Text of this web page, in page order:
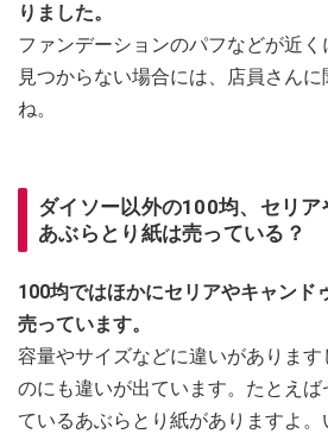
りました。
ファンデーションのパフなどが近
見つからない場合には、店員さん
ね。
ダイソー以外の100均、セリア
あぶらとり紙は売っている？
100均ではほかにセリアやキャンド
売っています。
容量やサイズなどに違いがありま
のにも違いが出ています。たとえ
ているあぶらとり紙がありますよ